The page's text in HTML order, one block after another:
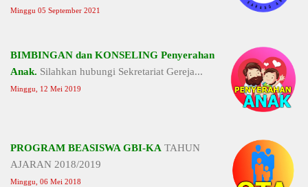
Minggu 05 September 2021
BIMBINGAN dan KONSELING Penyerahan
Anak. Silahkan hubungi Sekretariat Gereja...
Minggu, 12 Mei 2019
PROGRAM BEASISWA GBI-KA TAHUN
AJARAN 2018/2019
Minggu, 06 Mei 2018